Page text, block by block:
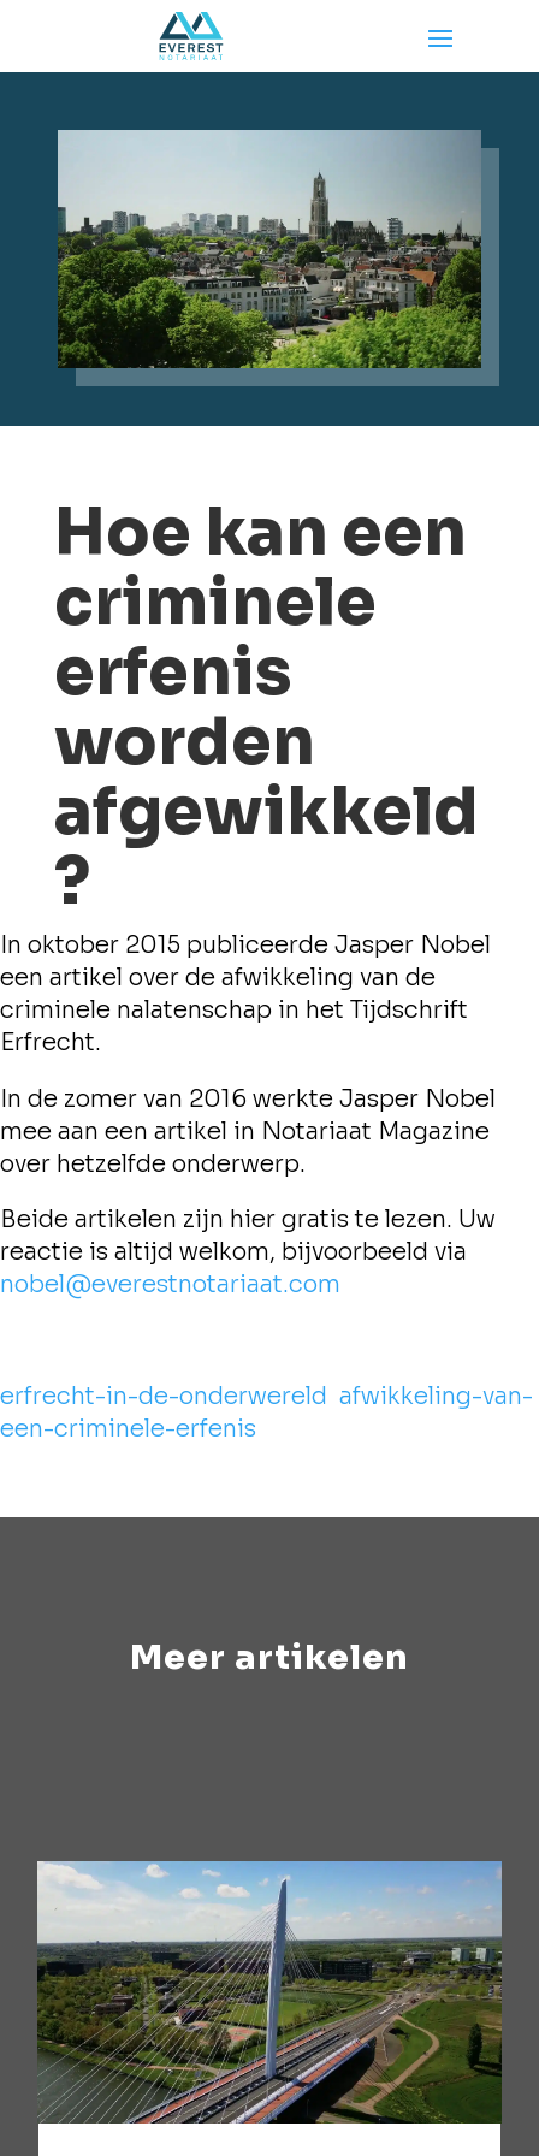
Hoe kan een
criminele
erfenis
worden
afgewikkeld
?
In oktober 2015 publiceerde Jasper Nobel
een artikel over de afwikkeling van de
criminele nalatenschap in het Tijdschrift
Erfrecht.
In de zomer van 2016 werkte Jasper Nobel
mee aan een artikel in Notariaat Magazine
over hetzelfde onderwerp.
Beide artikelen zijn hier gratis te lezen. Uw
reactie is altijd welkom, bijvoorbeeld via
nobel@everestnotariaat.com
erfrecht-in-de-onderwereld afwikkeling-van-
een-criminele-erfenis
Meer artikelen